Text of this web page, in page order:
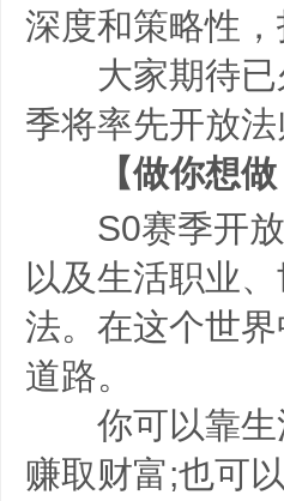
深度和策略性
大家期待已
季将率先开放
【做你想做
S0赛季开放
以及生活职业
法。在这个世
道路。
你可以靠生
赚取财富;也可